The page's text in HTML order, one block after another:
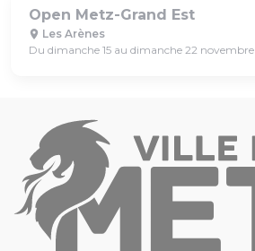
Open Metz-Grand Est
Les Arènes
Du dimanche 15 au dimanche 22 novembre